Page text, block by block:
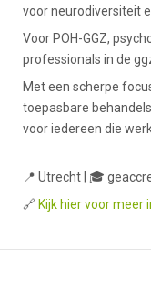
voor neurodiversiteit
Voor POH-GGZ,
professionals in de
Met een scherpe
toepasbare
voor iedereen die
📍 Utrecht | 🎓
🔗 Kijk hier voor meer